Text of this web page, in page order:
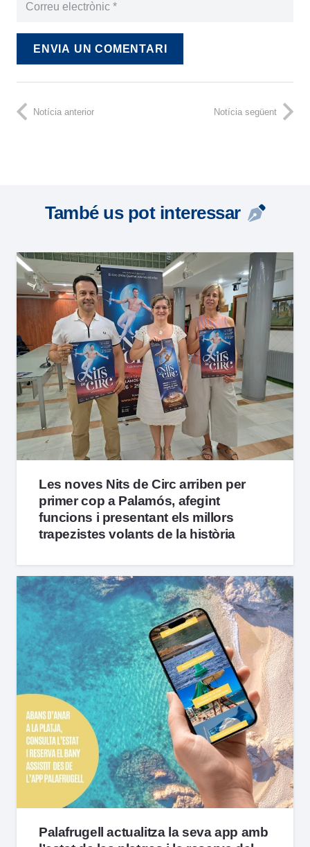
ENVIA UN COMENTARI
Notícia anterior Notícia següent
També us pot interessar
Les noves Nits de Circ arriben per
primer cop a Palamós, afegint
funcions i presentant els millors
trapezistes volants de la història
Palafrugell actualitza la seva app amb